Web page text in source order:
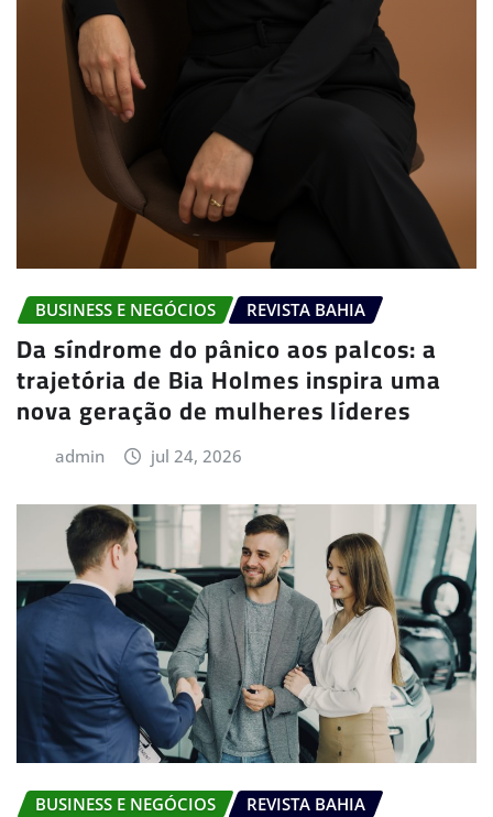
BUSINESS E NEGÓCIOS REVISTA BAHIA
Da síndrome do pânico aos palcos: a
trajetória de Bia Holmes inspira uma
nova geração de mulheres líderes
admin jul 24, 2026
BUSINESS E NEGÓCIOS REVISTA BAHIA